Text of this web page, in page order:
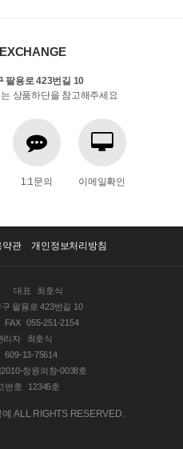
팔용로 423번길 10
상품하단을 참고해주세요
1:1문의 이메일확인
약관 개인정보처리방침
대표
최호식
팔용로 423번길 10
FAX
055-251-2154
리자
최호식
609-13-75614
창원의창-0038호
번호
12345호
ALL RIGHTS RESERVED.